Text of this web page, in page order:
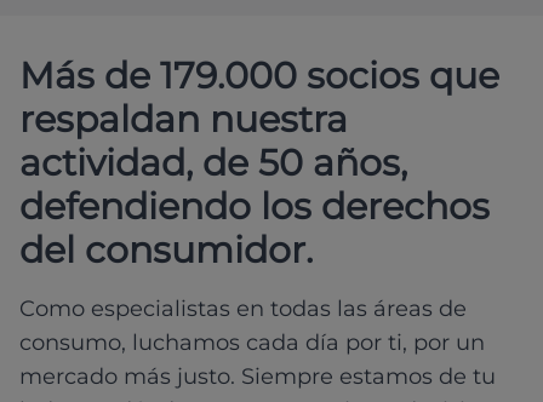
Más de 179.000 socios que
respaldan nuestra
actividad, de 50 años,
defendiendo los derechos
del consumidor.
Como especialistas en todas las áreas de
consumo, luchamos cada día por ti, por un
mercado más justo. Siempre estamos de tu